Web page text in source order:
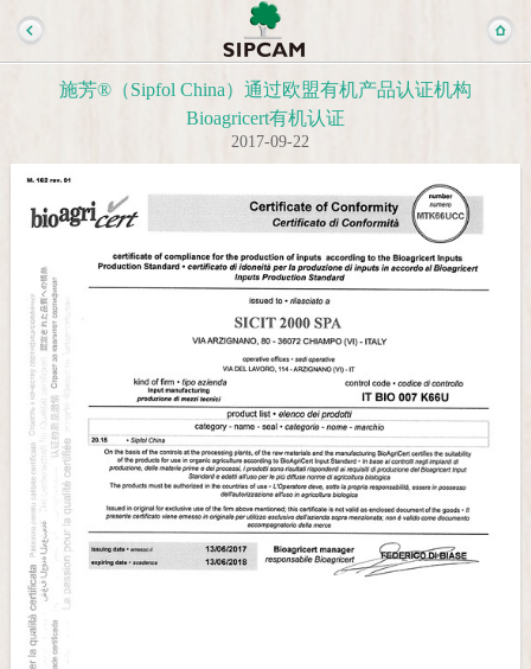
施芳®（Sipfol China）通过欧盟有机产品认证机构
Bioagricert有机认证
2017-09-22